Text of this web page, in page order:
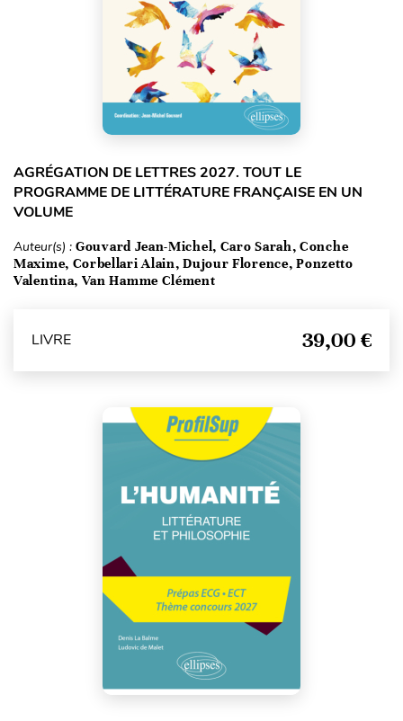
AGRÉGATION DE LETTRES 2027. TOUT LE
PROGRAMME DE LITTÉRATURE FRANÇAISE EN UN
VOLUME
Auteur(s) : Gouvard Jean-Michel, Caro Sarah, Conche
Maxime, Corbellari Alain, Dujour Florence, Ponzetto
Valentina, Van Hamme Clément
LIVRE 39,00 €